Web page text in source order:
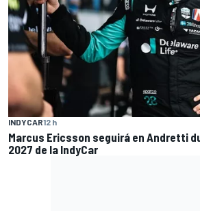
INDYCAR12 h
Marcus Ericsson seguirá en Andretti
2027 de la IndyCar